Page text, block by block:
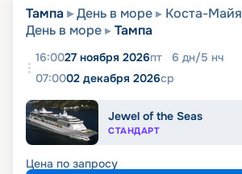
Тампа День в море Коста-Майя
День в море
Тампа
16:0027 ноября 2026пт 6 дн/5 нч
07:0002 декабря 2026ср
Jewel of the Seas
СТАНДАРТ
Цена по запросу